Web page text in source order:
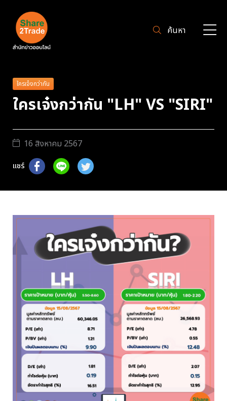
ค้นหา
ใครเจ๋งกว่ากัน
ใครเจ๋งกว่ากัน "LH" VS "SIRI"
16 สิงหาคม 2567
แชร์